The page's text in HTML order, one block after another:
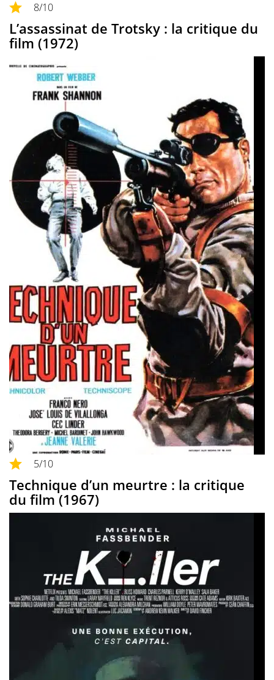
8/10
L’assassinat de Trotsky : la critique du
film (1972)
5/10
Technique d’un meurtre : la critique
du film (1967)